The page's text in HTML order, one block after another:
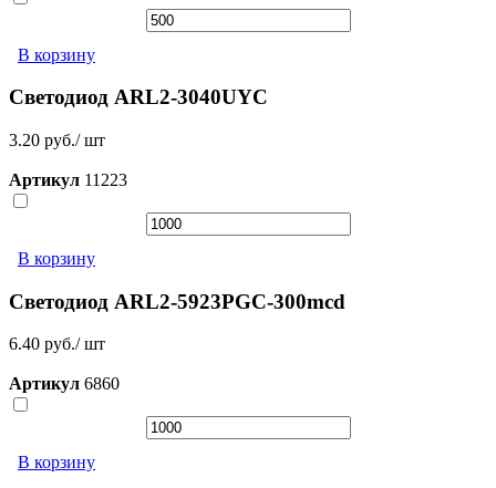
В корзину
Светодиод ARL2-3040UYC
3.20 руб./ шт
Артикул 11223
В корзину
Светодиод ARL2-5923PGC-300mcd
6.40 руб./ шт
Артикул 6860
В корзину